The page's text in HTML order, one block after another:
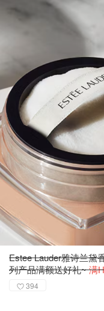
Estee Lauder雅诗兰黛
列产品满额送好礼~满
394